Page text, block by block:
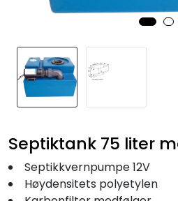
Septiktank 75 liter
Septikkvernpumpe 12V
Høydensitets polyetylen
Fritid/Sikkerhet
Båtpleie/Opplag
Nyheter